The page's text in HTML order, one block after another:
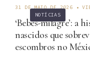
NOTÍCIAS
31 DE MAIO DE 2026 •
‘Bebês-milagre’: a
nascidos que
escombros no